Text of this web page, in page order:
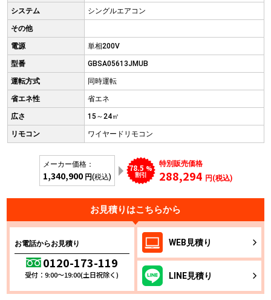
システム シングルエアコン
その他
電源 単相200V
型番 GBSA05613JMUB
運転方式 同時運転
省エネ性 省エネ
広さ 15～24㎡
リモコン ワイヤードリモコン
メーカー価格：
1,340,900 円(税込)
78.5 %
割引
特別販売価格
288,294 円(税込)
お見積りはこちらから
お電話からお見積り
0120-173-119
受付：9:00～19:00(土日祝除く)
WEB 見積り
LINE見積り